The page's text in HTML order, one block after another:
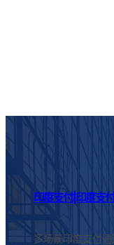
印度支付|印度支
多场景印度支付